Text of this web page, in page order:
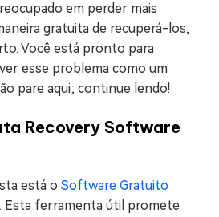
em perder mais
gratuita de recuperá-los,
Você está pronto para
esse problema como um
pare aqui; continue lendo!
Recovery Software
está o Software Gratuito
. Esta ferramenta útil promete